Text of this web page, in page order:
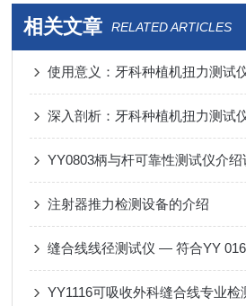
相关文章 RELATED ARTICLES
使用意义：牙科种植机扭力测试
深入剖析：牙科种植机扭力测试
YY0803柄与杆可靠性测试仪介绍
注射器推力检测设备的介绍
YY1116可吸收外科缝合线专业检